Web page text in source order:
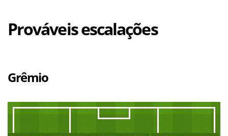
Prováveis escalações
Grêmio